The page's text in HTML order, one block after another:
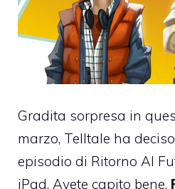
Gradita sorpresa in
marzo, Telltale ha
episodio di Ritorno Al
iPad. Avete capito bene,